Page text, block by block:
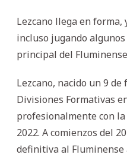
Lezcano llega en
incluso jugando
principal del
Lezcano, nacido un 9
Divisiones Formativas
profesionalmente con
2022. A comienzos del
definitiva al Fluminense